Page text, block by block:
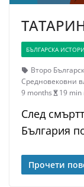
БЪЛГАРСКА
Второ
Средновековни
9 months
19 min
След
България
Прочети